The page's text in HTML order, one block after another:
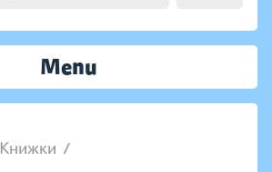
Menu
Книжки /